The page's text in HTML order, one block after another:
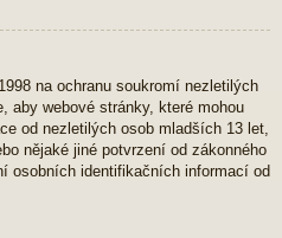
na ochranu soukromí nezletilých
aby webové stránky, které mohou
od nezletilých osob mladších 13 let,
nějaké jiné potvrzení od zákonného
osobních identifikačních informací od